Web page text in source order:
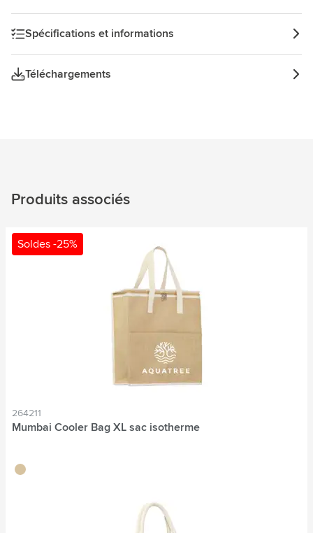
Spécifications et informations
Téléchargements
Produits associés
Soldes -25%
264211
Mumbai Cooler Bag XL sac isotherme
naturel